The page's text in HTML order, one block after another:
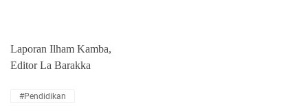
Laporan Ilham Kamba,
Editor La Barakka
#Pendidikan